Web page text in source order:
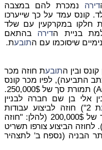
דירה נמכרת להם במצבה
קונס עמד על כך שייערכו
חלקו במקרקעין עם שלד
בניית הדירה בהתאם
שיסוכמו עם התובעת.
תובעת חוזה מכר
התביעה), לפיו מכר קונס
במצבה (As Is) תמורת סך של 250,000$.
אלי בן שם חברה לבניין
ת 2") חוזה לביצוע עבודות
תמורת סך של 200,000$ (להלן: "חוזה
הביצוע צורפו תשריט
הבניה (נספח ב' לתצהיר